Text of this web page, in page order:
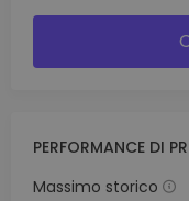
PERFORMANCE DI
Massimo storico